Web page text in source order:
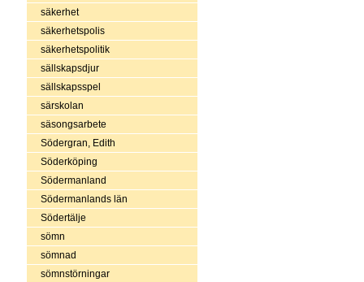
säkerhet
säkerhetspolis
säkerhetspolitik
sällskapsdjur
sällskapsspel
särskolan
säsongsarbete
Södergran, Edith
Söderköping
Södermanland
Södermanlands län
Södertälje
sömn
sömnad
sömnstörningar